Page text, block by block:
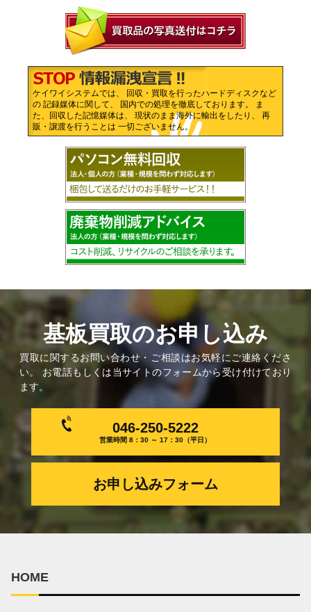
ケイワイシステムでは、 回収・買取を行ったハードディスクなど
の 記録媒体に関して、 国内での処理を徹底しております。 ま
た、回収した記憶媒体は、 現状のまま海外に輸出をしたり、 再
販・譲渡を行うことは 一切ございません。
基板買取のお申し込み
買取に関するお問い合わせ・ご相談はお気軽にご連絡くださ
い。 お電話もしくは当サイトのフォームから受け付けており
ます。
046-250-5222
営業時間 8：30 ～ 17：30（平日）
お申し込みフォーム
HOME